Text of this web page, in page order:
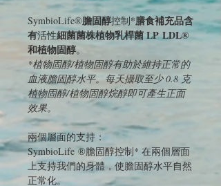
SymbioLife®膽固醇控制*膳食補充品含
有活性細菌菌株植物乳桿菌 LPLDL®
和植物固醇。
*植物固醇/植物固醇有助於維持正常的
血液膽固醇水平。每天攝取至少 0.8 克
植物固醇/植物固醇烷醇即可產生正面
效果。
兩個層面的支持：
SymbioLife ®膽固醇控制* 在兩個層面
上支持我們的身體，使膽固醇水平自然
正常化。